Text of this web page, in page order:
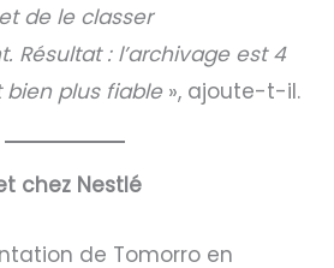
de le classer
Résultat : l’archivage est 4
plus fiable », ajoute-t-il.
chez Nestlé
de Tomorro en